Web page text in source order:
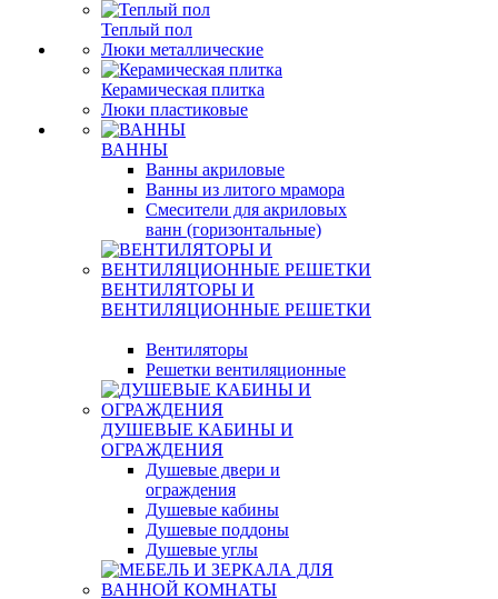
Теплый пол
Люки металлические
Керамическая плитка
Люки пластиковые
ВАННЫ
Ванны акриловые
Ванны из литого мрамора
Смесители для акриловых
ванн (горизонтальные)
ВЕНТИЛЯТОРЫ И
ВЕНТИЛЯЦИОННЫЕ РЕШЕТКИ
Вентиляторы
Решетки вентиляционные
ДУШЕВЫЕ КАБИНЫ И
ОГРАЖДЕНИЯ
Душевые двери и
ограждения
Душевые кабины
Душевые поддоны
Душевые углы